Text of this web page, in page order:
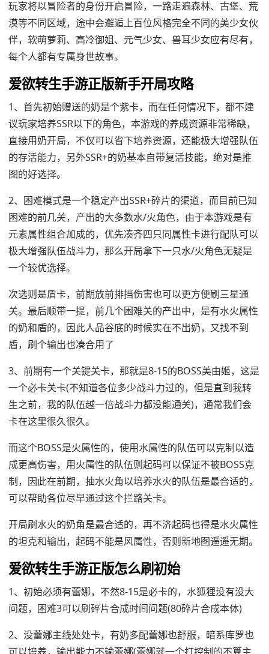
玩家将以冒险者的身份开启冒险，一路走遍森林、古堡、荒
漠等不同区域，途中会邂逅上百位风格完全不同的美少女伙
伴，软萌萝莉、高冷御姐、元气少女、兽耳少女应有尽有，
每个人都有专属身世故事。
爱欲转生手游正版新手开局攻略
1、首先初始赠送的奶是个紫卡，而在任何情况下，都不建
议玩家培养SSR以下的角色，本游戏的养成资源非常稀缺，
直接用奶开局，不仅可以省下培养资源，还能极大增强队伍
的存活能力，另外SSR+的奶基本自带复活技能，绝对是推
图的好选择。
2、困难模式是一个稳定产出SSR+碎片的渠道，而目前已知
困难的前几关，产出的大多数水/火角色，由于本游戏是有
元素属性组合加成的，优先凑齐四只同属性卡进行配队可以
极大增强队伍战斗力，那么开局拿下一只水/火角色无疑是
一个较优选择。
次选则是盾卡，前期放前排挡伤害也可以更方便刷三星通
关。最后顺带一提，前几个困难关的产出中，是有水火属性
的奶和盾的，因此人品谷底的时候实在不出奶，又找不到
盾，刷个输出也凑合用了
3、前期有一个关键关卡，那就是8-15的BOSS美由姬，这是
一个必卡关卡(不知道各位多少战斗力过的，但是直到我转
生之前，我的队伍越一倍战斗力都没能通关)，通常我们会
卡在这里很久很久。
而这个BOSS是火属性的，使用水属性的队伍可以克制以造
成更高伤害，用火属性的队伍则起码可以保证不被BOSS克
制，因此在前期，抽水火角以培养水火的队伍是最合适的，
可以帮助各位尽早通过这个拦路关卡。
开局刷水火的奶角是最合适的，再不济起码也得是水火属性
的坦克和输出，起码不能是风属性，否则新地图遥遥无期。
爱欲转生手游正版怎么刷初始
1、初始必须有蕾娜，不然8-15是必卡的，水狐狸没有没大
问题，困难3可以刷碎片合成时间问题(80碎片合成本体)
2、没蕾娜主线处处卡，有奶多配蕾娜也舒服，暗系库罗也